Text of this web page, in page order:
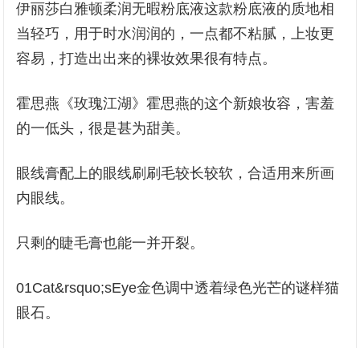
伊丽莎白雅顿柔润无暇粉底液这款粉底液的质地相
当轻巧，用于时水润润的，一点都不粘腻，上妆更
容易，打造出出来的裸妆效果很有特点。
霍思燕《玫瑰江湖》霍思燕的这个新娘妆容，害羞
的一低头，很是甚为甜美。
眼线膏配上的眼线刷刷毛较长较软，合适用来所画
内眼线。
只剩的睫毛膏也能一并开裂。
01Cat&rsquo;sEye金色调中透着绿色光芒的谜样猫
眼石。